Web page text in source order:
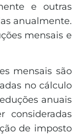
e outras
anualmente.
mensais e
mensais são
no cálculo
anuais
consideradas
de imposto